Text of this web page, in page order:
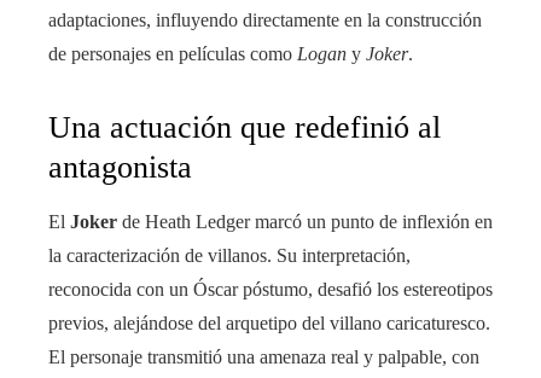
adaptaciones, influyendo directamente en la construcción
de personajes en películas como Logan y Joker.
Una actuación que redefinió al
antagonista
El Joker de Heath Ledger marcó un punto de inflexión en
la caracterización de villanos. Su interpretación,
reconocida con un Óscar póstumo, desafió los estereotipos
previos, alejándose del arquetipo del villano caricaturesco.
El personaje transmitió una amenaza real y palpable, con